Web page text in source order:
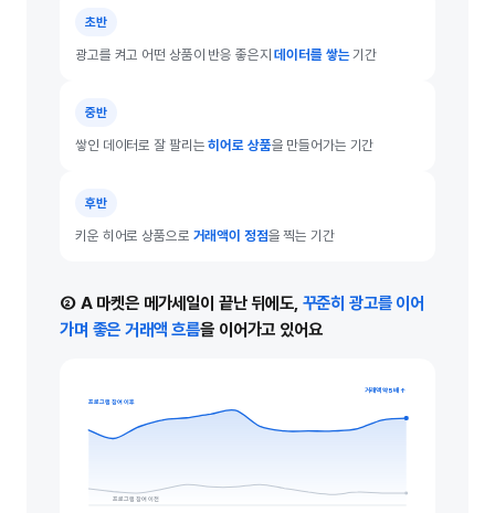
초반
광고를 켜고 어떤 상품이 반응 좋은지데이터를 쌓는기간
중반
쌓인 데이터로 잘 팔리는히어로 상품을 만들어가는 기간
후반
키운 히어로 상품으로 거래액이 정점을 찍는 기간
② A 마켓은 메가세일이 끝난 뒤에도, 꾸준히 광고를 이어
가며 좋은 거래액 흐름을 이어가고 있어요
프로그램 참여 이후
프로그램 참여 이전
거래액 약 5배 ↑